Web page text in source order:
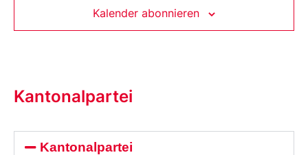
Kalender abonnieren
Kantonalpartei
Kantonalpartei